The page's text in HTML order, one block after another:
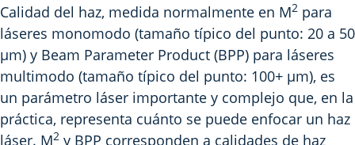
Calidad del haz, medida normalmente en M2 para
láseres monomodo (tamaño típico del punto: 20 a 50
µm) y Beam Parameter Product (BPP) para láseres
multimodo (tamaño típico del punto: 100+ µm), es
un parámetro láser importante y complejo que, en la
práctica, representa cuánto se puede enfocar un haz
láser. M2 y BPP corresponden a calidades de haz